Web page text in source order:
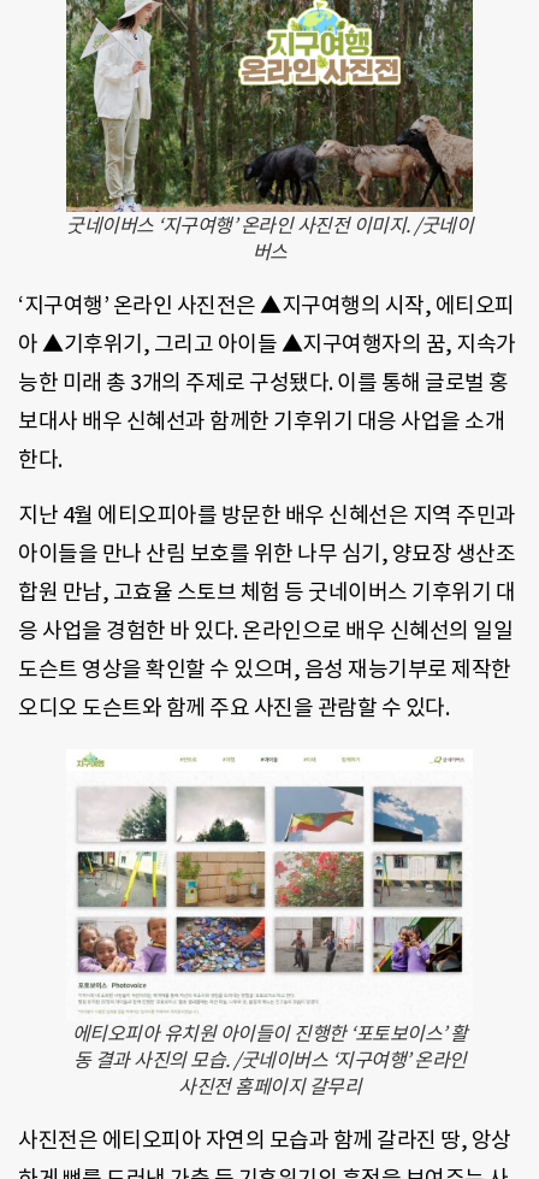
굿네이버스 ‘지구여행’ 온라인 사진전 이미지. /굿네이
버스
‘지구여행’ 온라인 사진전은 ▲지구여행의 시작, 에티오피
아 ▲기후위기, 그리고 아이들 ▲지구여행자의 꿈, 지속가
능한 미래 총 3개의 주제로 구성됐다. 이를 통해 글로벌 홍
보대사 배우 신혜선과 함께한 기후위기 대응 사업을 소개
한다.
지난 4월 에티오피아를 방문한 배우 신혜선은 지역 주민과
아이들을 만나 산림 보호를 위한 나무 심기, 양묘장 생산조
합원 만남, 고효율 스토브 체험 등 굿네이버스 기후위기 대
응 사업을 경험한 바 있다. 온라인으로 배우 신혜선의 일일
도슨트 영상을 확인할 수 있으며, 음성 재능기부로 제작한
오디오 도슨트와 함께 주요 사진을 관람할 수 있다.
에티오피아 유치원 아이들이 진행한 ‘포토보이스’ 활
동 결과 사진의 모습. /굿네이버스 ‘지구여행’ 온라인
사진전 홈페이지 갈무리
사진전은 에티오피아 자연의 모습과 함께 갈라진 땅, 앙상